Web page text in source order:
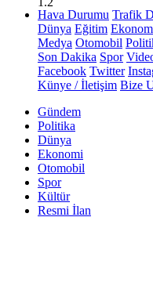
Hava Durumu Trafik
Dünya Eğitim
Medya Otomobil
Son Dakika Spor
Facebook Twitter
Künye / İletişim Bize
Gündem
Politika
Dünya
Ekonomi
Otomobil
Spor
Kültür
Resmi İlan